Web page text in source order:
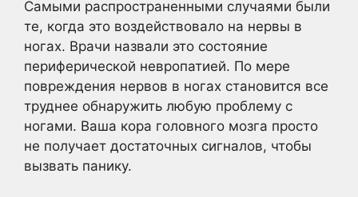
Самыми распространенными случаями были
те, когда это воздействовало на нервы в
ногах. Врачи назвали это состояние
периферической невропатией. По мере
повреждения нервов в ногах становится все
труднее обнаружить любую проблему с
ногами. Ваша кора головного мозга просто
не получает достаточных сигналов, чтобы
вызвать панику.